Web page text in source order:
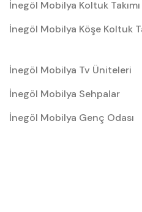
İnegöl Mobilya Koltuk Takımı
İnegöl Mobilya Köşe Koltuk
İnegöl Mobilya Tv Üniteleri
İnegöl Mobilya Sehpalar
İnegöl Mobilya Genç Odası